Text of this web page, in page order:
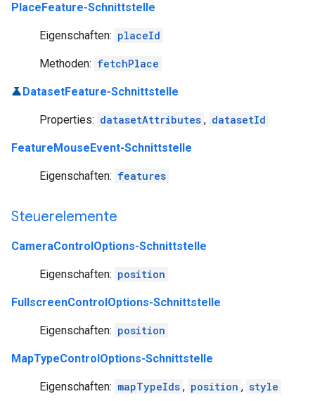
PlaceFeature-Schnittstelle
Eigenschaften: placeId
Methoden: fetchPlace
DatasetFeature-Schnittstelle
Properties: datasetAttributes , datasetId
FeatureMouseEvent-Schnittstelle
Eigenschaften: features
Steuerelemente
CameraControlOptions-Schnittstelle
Eigenschaften: position
FullscreenControlOptions-Schnittstelle
Eigenschaften: position
MapTypeControlOptions-Schnittstelle
Eigenschaften: mapTypeIds , position , style